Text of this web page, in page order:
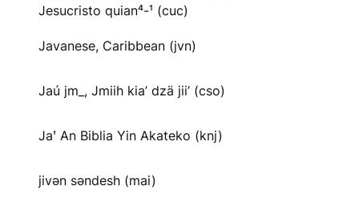
Jesucristo quian⁴-¹ (cuc)
Javanese, Caribbean (jvn)
Jaú jm_, Jmiih kia’ dzä jii’ (cso)
Jaꞌ An Biblia Yin Akateko (knj)
jivən səndesh (mai)